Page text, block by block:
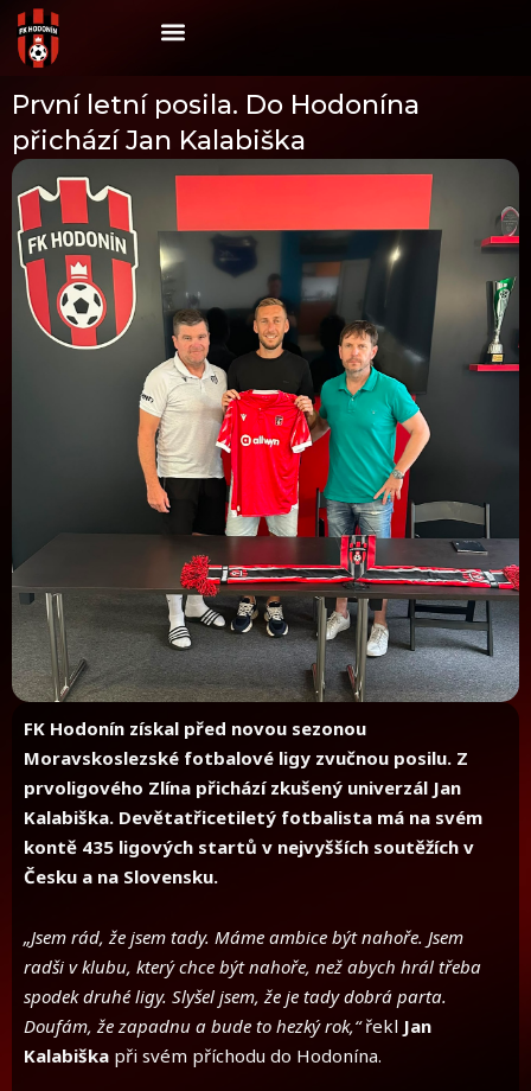
Skip
to
content
První letní posila. Do Hodonína
přichází Jan Kalabiška
FK Hodonín získal před novou sezonou
Moravskoslezské fotbalové ligy zvučnou posilu. Z
prvoligového Zlína přichází zkušený univerzál Jan
Kalabiška. Devětatřicetiletý fotbalista má na svém
kontě 435 ligových startů v nejvyšších soutěžích v
Česku a na Slovensku.
„Jsem rád, že jsem tady. Máme ambice být nahoře. Jsem
radši v klubu, který chce být nahoře, než abych hrál třeba
spodek druhé ligy. Slyšel jsem, že je tady dobrá parta.
Doufám, že zapadnu a bude to hezký rok,“řekl Jan
Kalabiška při svém příchodu do Hodonína.